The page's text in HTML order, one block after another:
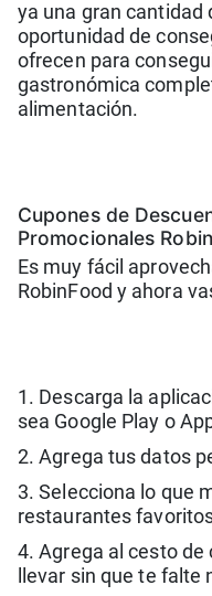
ya una gran cantidad
oportunidad de
ofrecen para
gastronómica
alimentación.
Cupones de
Promocionales
Es muy fácil
RobinFood y ahora
1. Descarga la
sea Google Play o
2. Agrega tus datos
3. Selecciona lo que
restaurantes
4. Agrega al cesto
llevar sin que te falte